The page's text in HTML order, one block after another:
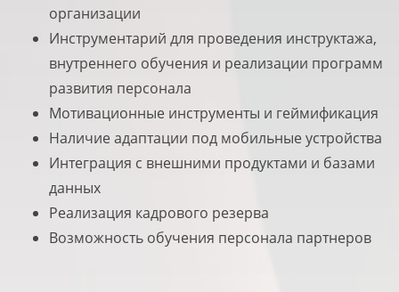
организации
Инструментарий для проведения инструктажа,
внутреннего обучения и реализации программ
развития персонала
Мотивационные инструменты и геймификация
Наличие адаптации под мобильные устройства
Интеграция с внешними продуктами и базами
данных
Реализация кадрового резерва
Возможность обучения персонала партнеров